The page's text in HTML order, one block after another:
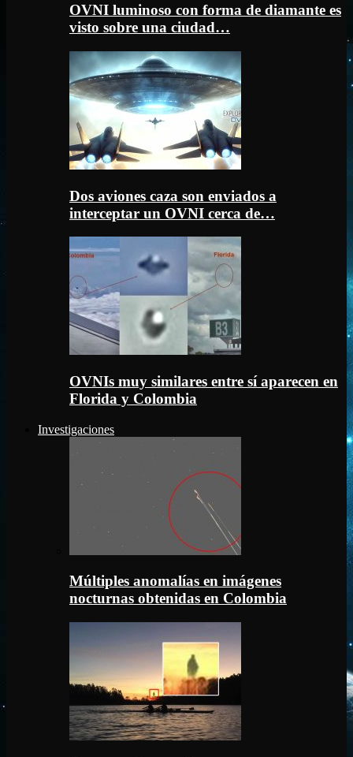
OVNI luminoso con forma de diamante es
visto sobre una ciudad…
Dos aviones caza son enviados a
interceptar un OVNI cerca de…
OVNIs muy similares entre sí aparecen en
Florida y Colombia
Investigaciones
Múltiples anomalías en imágenes
nocturnas obtenidas en Colombia